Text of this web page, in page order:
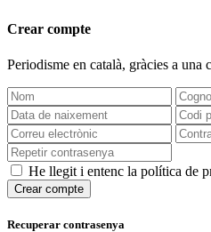
Crear compte
Periodisme en català, gràcies a una
He llegit i entenc la política de
Crear compte
Recuperar contrasenya